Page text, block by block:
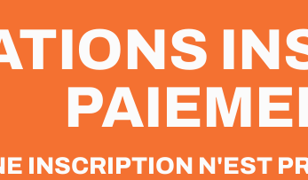
INSCRIPTION N'EST